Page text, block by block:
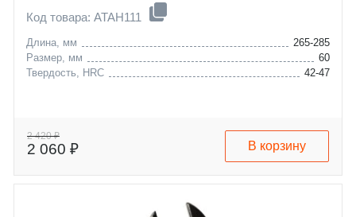
Код товара: ATAH111
Длина, мм
265-285
Размер, мм
60
Твердость, HRC
42-47
2 420 ₽
2 060 ₽ В корзину